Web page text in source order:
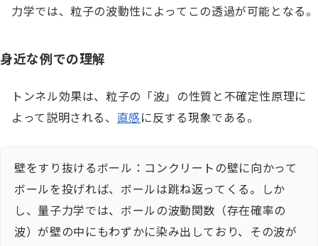
力学では、粒子の波動性によってこの透過が可能となる。
身近な例での理解
トンネル効果は、粒子の「波」の性質と不確定性原理に
よって説明される、 直感に反する現象である。
壁をすり抜けるボール：コンクリートの壁に向かって
ボールを投げれば、ボールは跳ね返ってくる。しか
し、量子力学では、ボールの波動関数（存在確率の
波）が壁の中にもわずかに染み出しており、その波が